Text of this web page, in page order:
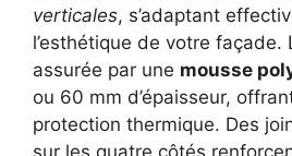
verticales, s’adaptant
l’esthétique de votre façade.
assurée par une mousse
ou 60 mm d’épaisseur,
protection thermique. Des
sur les quatre côtés